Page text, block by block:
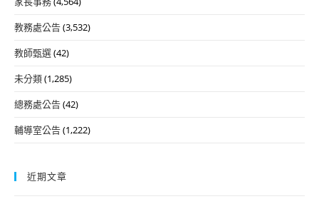
教務處公告(3,532)
教師甄選(42)
未分類(1,285)
總務處公告(42)
輔導室公告(1,222)
近期文章